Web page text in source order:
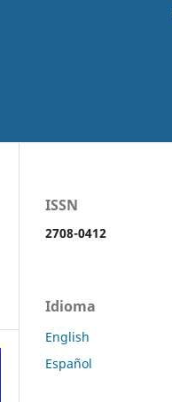
ISSN
2708-0412
Idioma
English
Español